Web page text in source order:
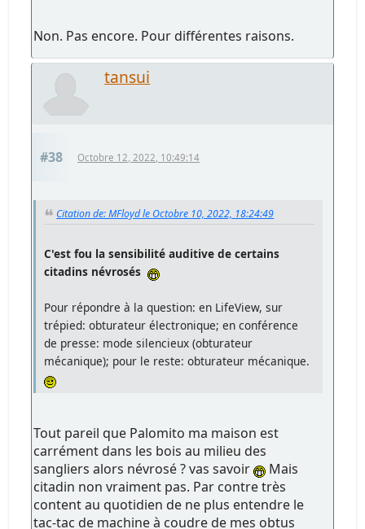
Non. Pas encore. Pour différentes raisons.
tansui
#38 Octobre 12, 2022, 10:49:14
Citation de: MFloyd le Octobre 10, 2022, 18:24:49
C'est fou la sensibilité auditive de certains
citadins névrosés
Pour répondre à la question: en LifeView, sur
trépied: obturateur électronique; en conférence
de presse: mode silencieux (obturateur
mécanique); pour le reste: obturateur mécanique.
Tout pareil que Palomito ma maison est
carrément dans les bois au milieu des
sangliers alors névrosé ? vas savoir
Mais
citadin non vraiment pas. Par contre très
content au quotidien de ne plus entendre le
tac-tac de machine à coudre de mes obtus